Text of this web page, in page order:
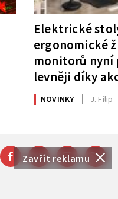
Zavřít reklamu
Elektrické
ergonomické
monitorů
levněji díky
NOVINKY J. Filip